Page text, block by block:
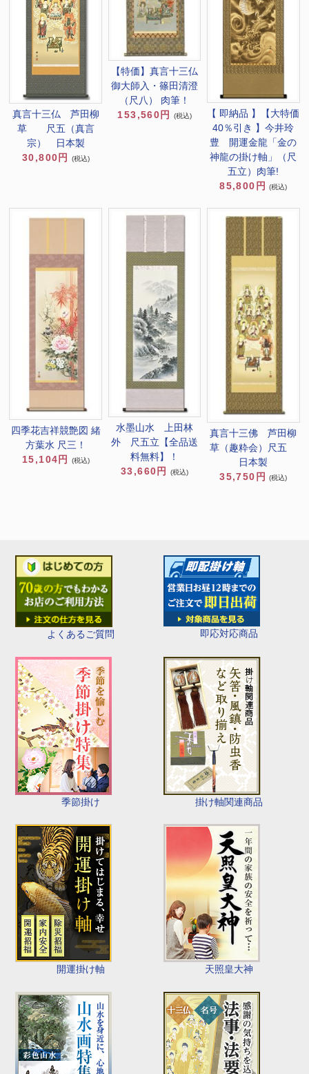
よくあるご質問 即応対応商品
季節掛け 掛け軸関連商品
開運掛け軸 天照皇大神
真言十三仏 芦田柳
草 尺五（真言
宗） 日本製
30,800円
(税込)
【特価】真言十三仏
御大師入・篠田清澄
（尺八） 肉筆！
153,560円
(税込)
【 即納品 】【大特価
40％引き 】今井玲
豊 開運金龍「金の
神龍の掛け軸」（尺
五立）肉筆!
85,800円
(税込)
四季花吉祥競艶図 緒
方葉水 尺三！
15,104円
(税込)
水墨山水 上田林
外 尺五立【全品送
料無料】！
33,660円
(税込)
真言十三佛 芦田柳
草（趣粋会）尺五
日本製
35,750円
(税込)